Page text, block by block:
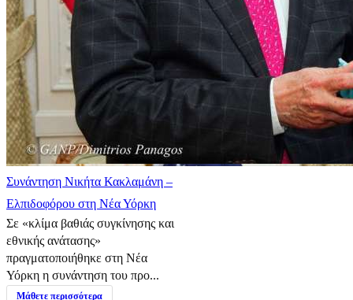
Συνάντηση Νικήτα Κακλαμάνη –
Ελπιδοφόρου στη Νέα Υόρκη
Σε «κλίμα βαθιάς συγκίνησης και
εθνικής ανάτασης»
πραγματοποιήθηκε στη Νέα
Υόρκη η συνάντηση του προ...
Μάθετε περισσότερα